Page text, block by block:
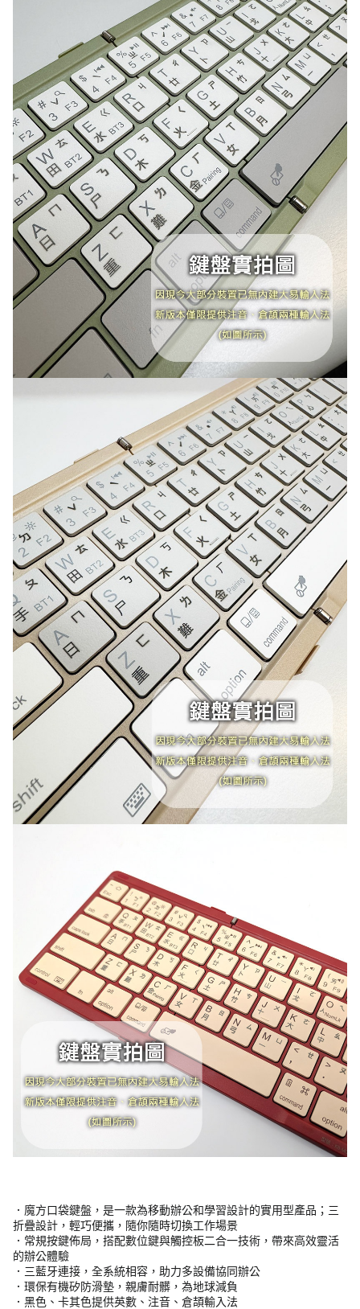
．魔方口袋鍵盤，是一款為移動辦公和學習設計的實用型產品；三
折疊設計，輕巧便攜，隨你隨時切換工作場景
．常規按鍵佈局，搭配數位鍵與觸控板二合一技術，帶來高效靈活
的辦公體驗
．三藍牙連接，全系統相容，助力多設備協同辦公
．環保有機矽防滑墊，親膚耐髒，為地球減負
．黑色、卡其色提供英數、注音、倉頡輸入法